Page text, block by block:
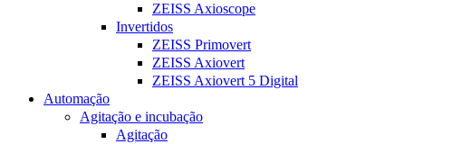
ZEISS Axioscope
Invertidos
ZEISS Primovert
ZEISS Axiovert
ZEISS Axiovert 5 Digital
Automação
Agitação e incubação
Agitação